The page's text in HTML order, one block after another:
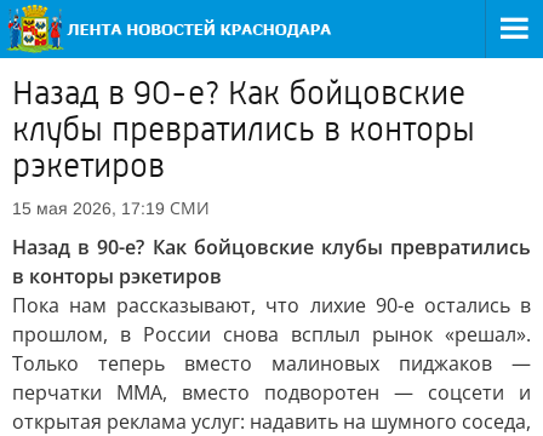
Назад в 90-е? Как бойцовские
клубы превратились в конторы
рэкетиров
15 мая 2026, 17:19 СМИ
Назад в 90-е? Как бойцовские клубы превратились
в конторы рэкетиров
Пока нам рассказывают, что лихие 90-е остались в
прошлом, в России снова всплыл рынок «решал».
Только теперь вместо малиновых пиджаков —
перчатки ММА, вместо подворотен — соцсети и
открытая реклама услуг: надавить на шумного соседа,